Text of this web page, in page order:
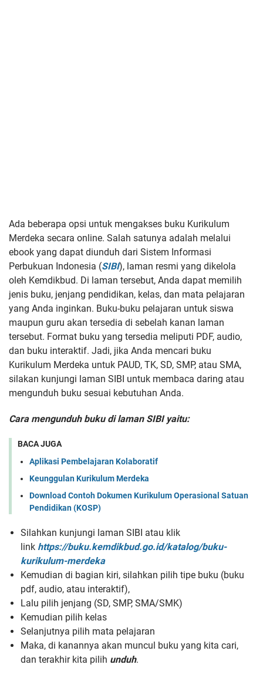
Ada beberapa opsi untuk mengakses buku Kurikulum
Merdeka secara online. Salah satunya adalah melalui
ebook yang dapat diunduh dari Sistem Informasi
Perbukuan Indonesia (SIBI), laman resmi yang dikelola
oleh Kemdikbud. Di laman tersebut, Anda dapat memilih
jenis buku, jenjang pendidikan, kelas, dan mata pelajaran
yang Anda inginkan. Buku-buku pelajaran untuk siswa
maupun guru akan tersedia di sebelah kanan laman
tersebut. Format buku yang tersedia meliputi PDF, audio,
dan buku interaktif. Jadi, jika Anda mencari buku
Kurikulum Merdeka untuk PAUD, TK, SD, SMP, atau SMA,
silakan kunjungi laman SIBI untuk membaca daring atau
mengunduh buku sesuai kebutuhan Anda.
Cara mengunduh buku di laman SIBI yaitu:
BACA JUGA
Aplikasi Pembelajaran Kolaboratif
Keunggulan Kurikulum Merdeka
Download Contoh Dokumen Kurikulum Operasional Satuan
Pendidikan (KOSP)
Silahkan kunjungi laman SIBI atau klik
link https://buku.kemdikbud.go.id/katalog/buku-
kurikulum-merdeka
Kemudian di bagian kiri, silahkan pilih tipe buku (buku
pdf, audio, atau interaktif),
Lalu pilih jenjang (SD, SMP, SMA/SMK)
Kemudian pilih kelas
Selanjutnya pilih mata pelajaran
Maka, di kanannya akan muncul buku yang kita cari,
dan terakhir kita pilih unduh.